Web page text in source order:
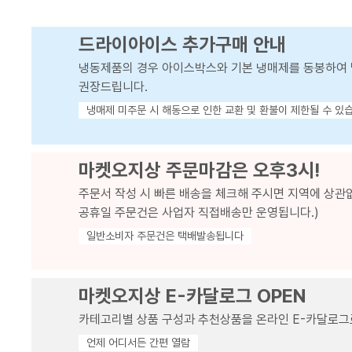
드라이아이스 추가구매 안내
냉동제품의 경우 아이스박스와 기본 냉매제를 동봉하
권장드립니다.
냉매제 미주문 시 해동으로 인한 교환 및 환불이 제한될 수 있
마켓오지상 주문마감은 오후3시!
주문서 작성 시 빠른 배송을 체크해 주시면 지역에 상
공휴일 주문건은 사업자 직접배송만 운영됩니다.)
일반소비자 주문건은 택배발송됩니다
마켓오지상 E-카달로그 OPEN
카테고리별 상품 구성과 추천상품을 온라인 E-카달로
언제 어디서든 간편 열람